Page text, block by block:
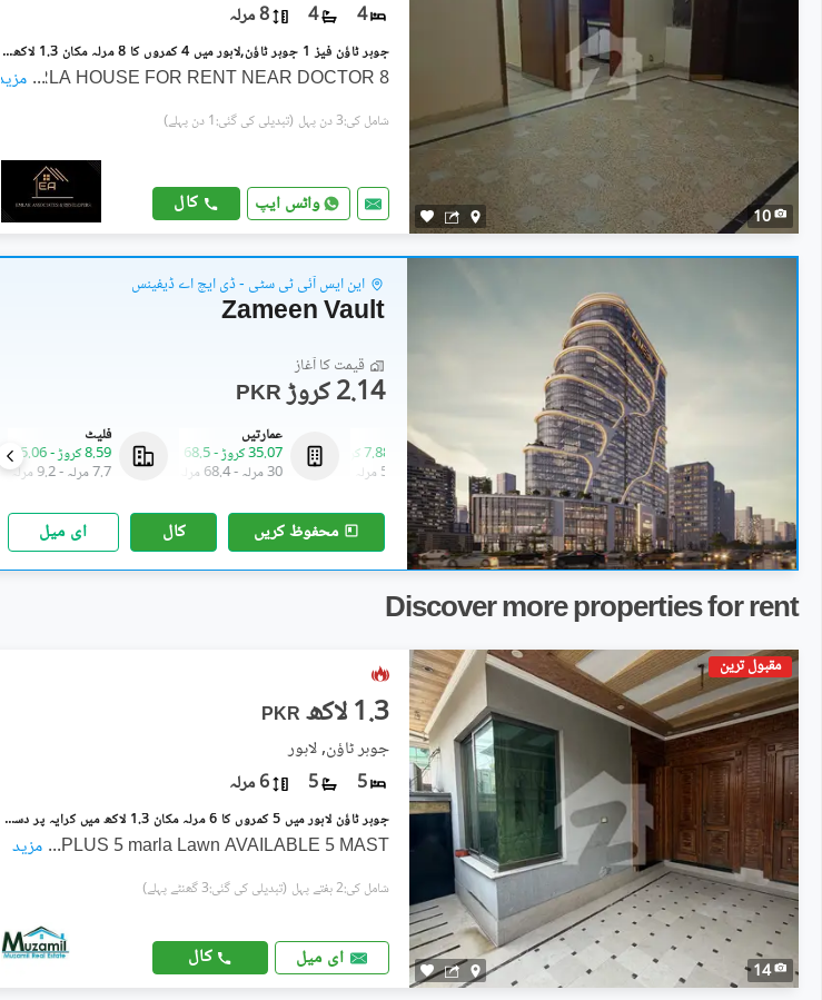
10
4
4 8 مرلہ
جوہر ٹاؤن فیز 1 جوہر ٹاؤن,لاہور میں 4 کمروں کا 8 مرلہ مکان 1.3 لاکھ میں کرایہ پر دستیاب ہے۔
8 MARLA HOUSE FOR RENT NEAR DOCTOR
... مزید
شامل کی:3 دن پہل (تبدیلی کی گئی:1 دن پہلے)
واٹس ایپ کال
این ایس آئی ٹی سٹی - ڈی ایچ اے ڈیفینس
Zameen Vault
قیمت کا آغاز
PKR 2.14 کروڑ
فلیٹ
8.59 کروڑ
-15.06 کروڑ
7.7 مرلہ
-9.2 مرلہ
عمارتیں
35.07 کروڑ
-68.5 کروڑ
30 مرلہ
-68.4 مرلہ
دفاتر
2.14 کروڑ
7.88 کروڑ
2.1 مرلہ
- 5.9 مرلہ
محفوظ کریں کال ای میل
Discover more properties for rent
مقبول ترین
14
PKR 1.3 لاکھ
جوہر ٹاؤن, لاہور
5
5 6 مرلہ
جوہر ٹاؤن لاہور میں 5 کمروں کا 6 مرلہ مکان 1.3 لاکھ میں کرایہ پر دستیاب ہے۔
PLUS 5 marla Lawn AVAILABLE 5 MAST
... مزید
شامل کی:2 ہفتے پہل (تبدیلی کی گئی:3 گھنٹے پہلے)
ای میل کال